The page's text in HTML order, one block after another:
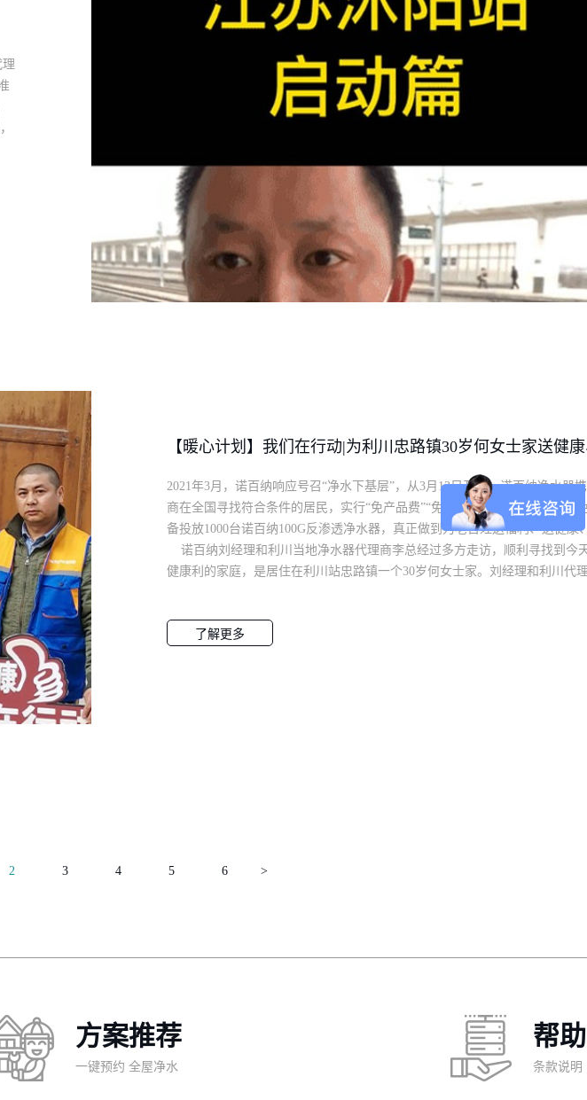
【暖心计划】我们在行动|为利川忠路镇30岁何女士家送健
2021年3月，诺百纳响应号召“净水下基层”，从3月13日开始，诺百纳净水器
商在全国寻找符合条件的居民，实行“免产品费”“免配送费”“免安装费”的“三
备投放1000台诺百纳100G反渗透净水器，真正做到为老百姓送福利、送健康
诺百纳刘经理和利川当地净水器代理商李总经过多方走访，顺利寻找到今
健康利的家庭，是居住在利川站忠路镇一个30岁何女士家。刘经理和利川代
活健康！点赞转发支持正能量，关注诺百纳净水器、持续关注我们的暖心行
2 3 4 5 6 >
方案推荐
一键预约 全屋净水
帮
条款说明